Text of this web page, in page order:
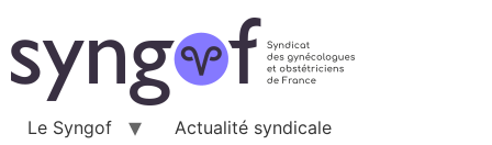
au
contenu
Le Syngof
Actualité syndicale